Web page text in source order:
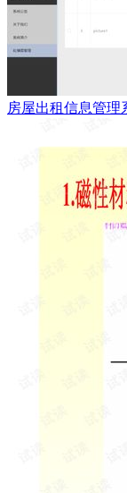
房屋出租信息管理